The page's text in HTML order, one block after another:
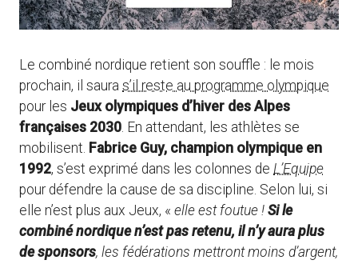
Le combiné nordique retient son souffle : le mois
prochain, il saura s’il reste au programme olympique
pour les Jeux olympiques d’hiver des Alpes
françaises 2030. En attendant, les athlètes se
mobilisent. Fabrice Guy, champion olympique en
1992, s’est exprimé dans les colonnes de L’Equipe
pour défendre la cause de sa discipline. Selon lui, si
elle n’est plus aux Jeux, « elle est foutue ! Si le
combiné nordique n’est pas retenu, il n’y aura plus
de sponsors, les fédérations mettront moins d’argent,